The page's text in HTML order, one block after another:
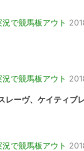
で競馬板アウト
で競馬板アウト
レーヴ、ケイティブ
で競馬板アウト